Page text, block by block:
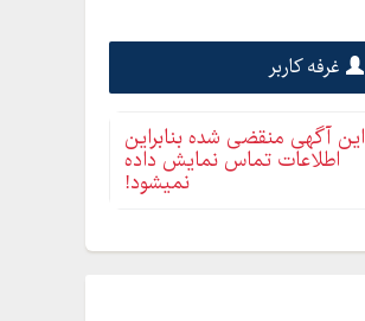
غرفه کاربر
این آگهی منقضی شده بنابراین
اطلاعات تماس نمایش داده
نمیشود!